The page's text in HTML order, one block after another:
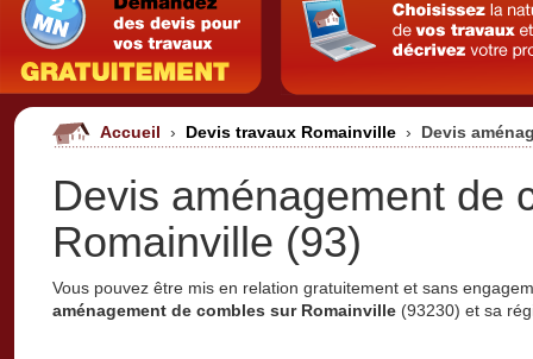
Accueil › Devis travaux Romainville › Devis
Devis aménagement de
Romainville (93)
Vous pouvez être mis en relation gratuitement et sans
aménagement de combles sur Romainville (93230) et sa